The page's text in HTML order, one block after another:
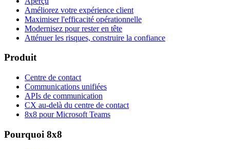
Améliorez votre expérience client
Maximiser l'efficacité opérationnelle
Modernisez pour rester en tête
Atténuer les risques, construire la confiance
Produit
Centre de contact
Communications unifiées
APIs de communication
CX au-delà du centre de contact
8x8 pour Microsoft Teams
Pourquoi 8x8